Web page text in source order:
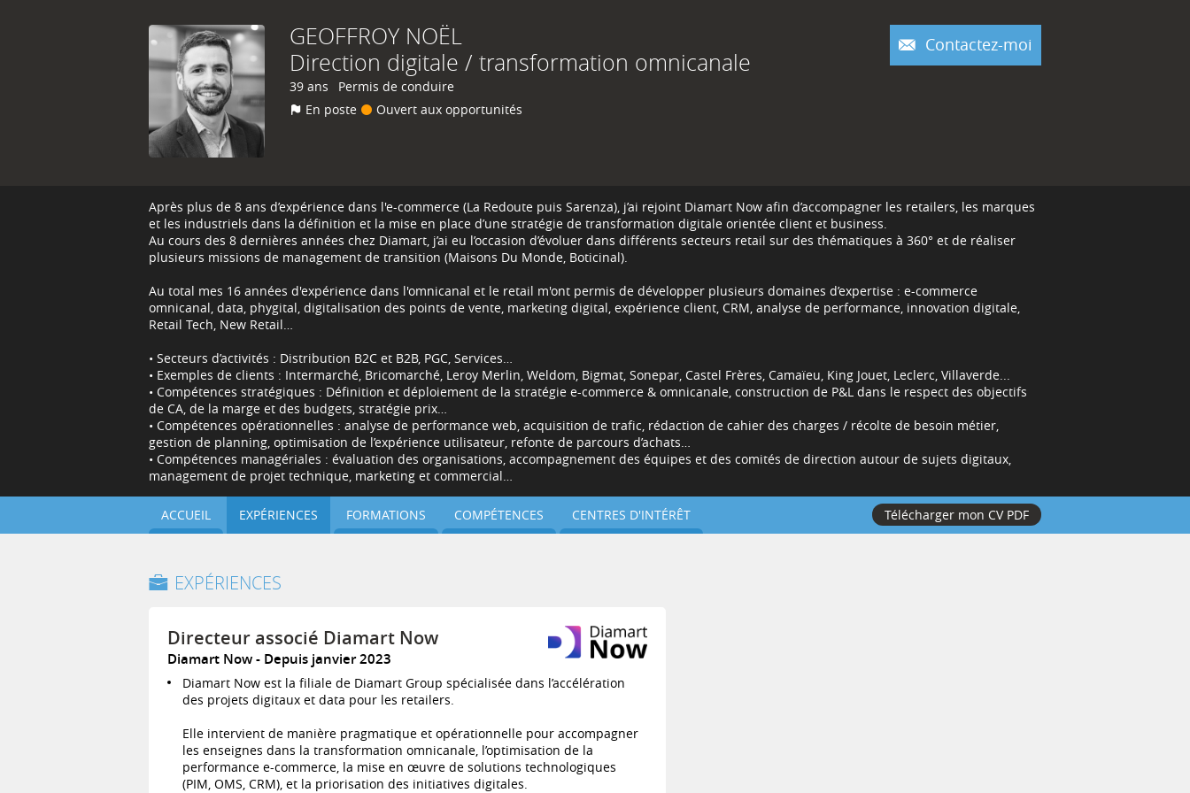
GEOFFROY NOËL
Direction digitale / transformation omnicanale
39 ans
Permis de conduire
En poste
Ouvert aux opportunités
Contactez-moi
Après plus de 8 ans d’expérience dans l'e-commerce (La Redoute puis Sarenza), j’ai rejoint Diamart Now afin d’accompagner les retailers, les marques
et les industriels dans la définition et la mise en place d’une stratégie de transformation digitale orientée client et business.
Au cours des 8 dernières années chez Diamart, j’ai eu l’occasion d’évoluer dans différents secteurs retail sur des thématiques à 360° et de réaliser
plusieurs missions de management de transition (Maisons Du Monde, Boticinal).
Au total mes 16 années d'expérience dans l'omnicanal et le retail m'ont permis de développer plusieurs domaines d’expertise : e-commerce
omnicanal, data, phygital, digitalisation des points de vente, marketing digital, expérience client, CRM, analyse de performance, innovation digitale,
Retail Tech, New Retail…
• Secteurs d’activités : Distribution B2C et B2B, PGC, Services…
• Exemples de clients : Intermarché, Bricomarché, Leroy Merlin, Weldom, Bigmat, Sonepar, Castel Frères, Camaïeu, King Jouet, Leclerc, Villaverde...
• Compétences stratégiques : Définition et déploiement de la stratégie e-commerce & omnicanale, construction de P&L dans le respect des objectifs
de CA, de la marge et des budgets, stratégie prix…
• Compétences opérationnelles : analyse de performance web, acquisition de trafic, rédaction de cahier des charges / récolte de besoin métier,
gestion de planning, optimisation de l’expérience utilisateur, refonte de parcours d’achats…
• Compétences managériales : évaluation des organisations, accompagnement des équipes et des comités de direction autour de sujets digitaux,
management de projet technique, marketing et commercial…
ACCUEIL EXPÉRIENCES FORMATIONS COMPÉTENCES CENTRES D'INTÉRÊT Télécharger mon CV PDF
EXPÉRIENCES
Directeur associé Diamart Now
Diamart Now Depuis janvier 2023
Diamart Now est la filiale de Diamart Group spécialisée dans l’accélération
des projets digitaux et data pour les retailers.
Elle intervient de manière pragmatique et opérationnelle pour accompagner
les enseignes dans la transformation omnicanale, l’optimisation de la
performance e-commerce, la mise en œuvre de solutions technologiques
(PIM, OMS, CRM), et la priorisation des initiatives digitales.